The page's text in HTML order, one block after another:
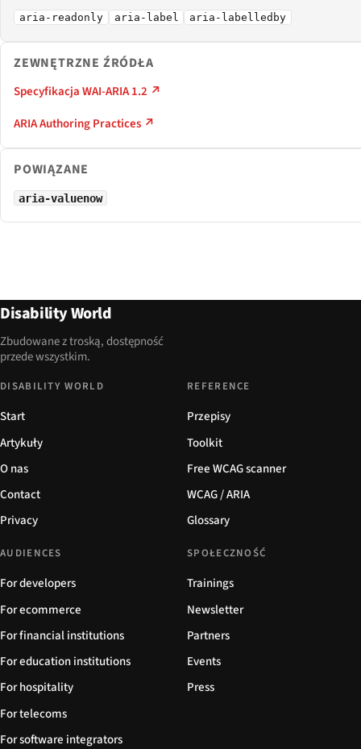
aria-readonly aria-label aria-labelledby
ZEWNĘTRZNE ŹRÓDŁA
Specyfikacja WAI-ARIA 1.2 ↗
ARIA Authoring Practices ↗
POWIĄZANE
aria-valuenow
Disability World
Zbudowane z troską, dostępność
przede wszystkim.
DISABILITY WORLD
Start
Artykuły
O nas
Contact
Privacy
REFERENCE
Przepisy
Toolkit
Free WCAG scanner
WCAG / ARIA
Glossary
AUDIENCES
For developers
For ecommerce
For financial institutions
For education institutions
For hospitality
For telecoms
For software integrators
SPOŁECZNOŚĆ
Trainings
Newsletter
Partners
Events
Press